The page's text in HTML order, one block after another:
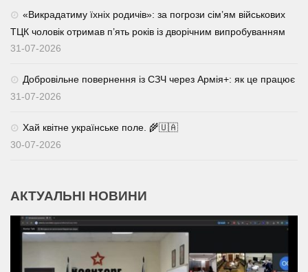
«Викрадатиму їхніх родичів»: за погрози сім’ям військових
ТЦК чоловік отримав п’ять років із дворічним випробуванням
31-07-2026
Добровільне повернення із СЗЧ через Армія+: як це працює
31-07-2026
Хай квітне українське поле. 🌾🇺🇦
30-07-2026
АКТУАЛЬНІ НОВИНИ